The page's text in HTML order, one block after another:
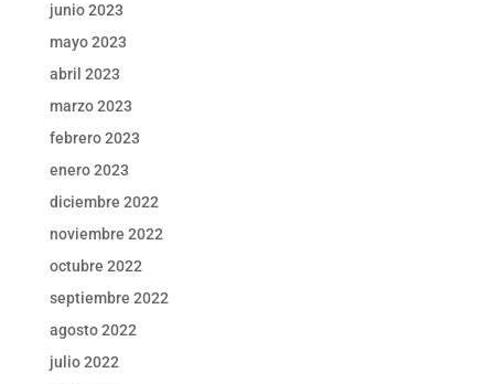
junio 2023
mayo 2023
abril 2023
marzo 2023
febrero 2023
enero 2023
diciembre 2022
noviembre 2022
octubre 2022
septiembre 2022
agosto 2022
julio 2022